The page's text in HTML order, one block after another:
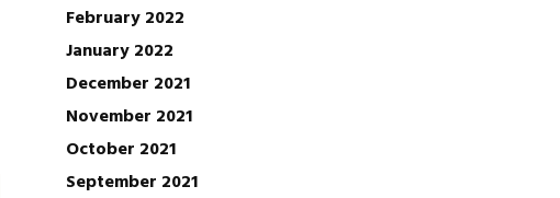
February 2022
January 2022
December 2021
November 2021
October 2021
September 2021